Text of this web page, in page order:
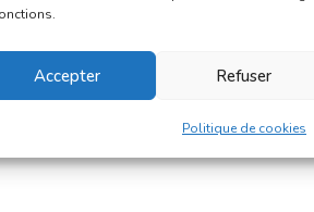
Accepter Refuser
Politique de cookies